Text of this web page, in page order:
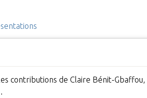
contributions de Claire Bénit-Gbaffou,